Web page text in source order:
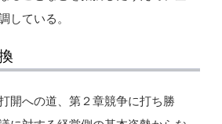
している。
開への道、第２章競争に打ち勝